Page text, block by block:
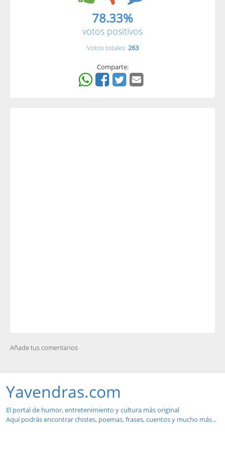
78.33%
votos positivos
Votos totales: 263
Comparte:
Añade tus comentarios
Yavendras.com
El portal de humor, entretenimiento y cultura más original
Aquí podrás encontrar chistes, poemas, frases, cuentos y mucho más...